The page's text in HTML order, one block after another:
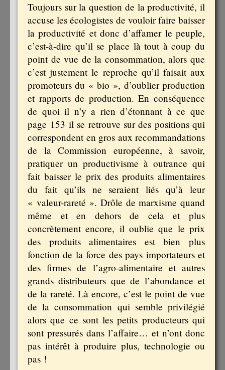
Toujours sur la question de la productivité, il
accuse les écologistes de vouloir faire baisser
la productivité et donc d’affamer le peuple,
c’est-à-dire qu’il se place là tout à coup du
point de vue de la consommation, alors que
c’est justement le reproche qu’il faisait aux
promoteurs du « bio », d’oublier production
et rapports de production. En conséquence
de quoi il n’y a rien d’étonnant à ce que
page 153 il se retrouve sur des positions qui
correspondent en gros aux recommandations
de la Commission européenne, à savoir,
pratiquer un productivisme à outrance qui
fait baisser le prix des produits alimentaires
du fait qu’ils ne seraient liés qu’à leur
« valeur-rareté ». Drôle de marxisme quand
même et en dehors de cela et plus
concrètement encore, il oublie que le prix
des produits alimentaires est bien plus
fonction de la force des pays importateurs et
des firmes de l’agro-alimentaire et autres
grands distributeurs que de l’abondance et
de la rareté. Là encore, c’est le point de vue
de la consommation qui semble privilégié
alors que ce sont les petits producteurs qui
sont pressurés dans l’affaire… et n’ont donc
pas intérêt à produire plus, technologie ou
pas !